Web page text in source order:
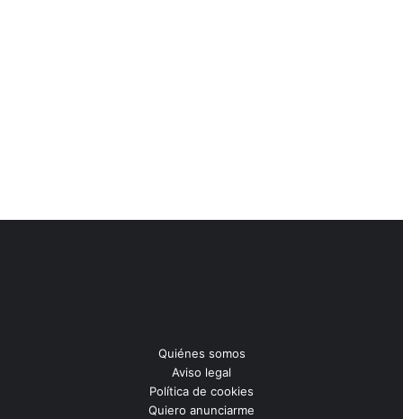
Quiénes somos
Aviso legal
Política de cookies
Quiero anunciarme